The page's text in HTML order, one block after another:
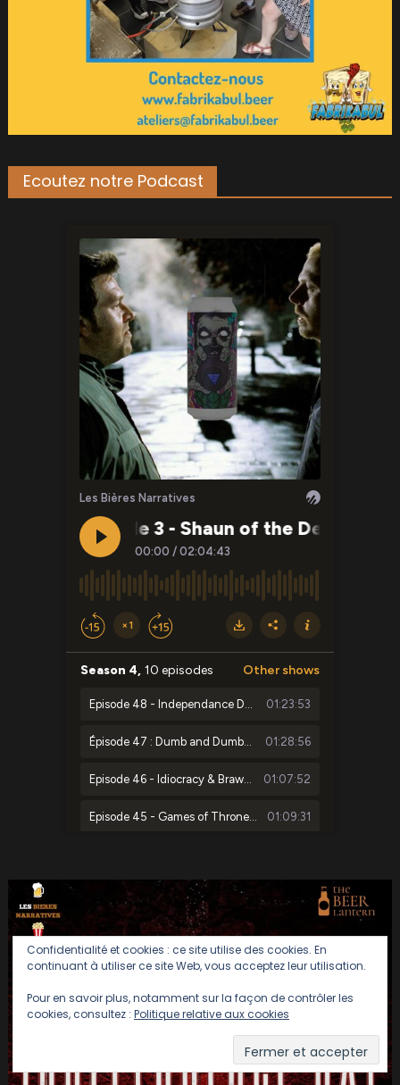
Ecoutez notre Podcast
Confidentialité et cookies : ce site utilise des cookies. En
continuant à utiliser ce site Web, vous acceptez leur utilisation.
Pour en savoir plus, notamment sur la façon de contrôler les
cookies, consultez : Politique relative aux cookies